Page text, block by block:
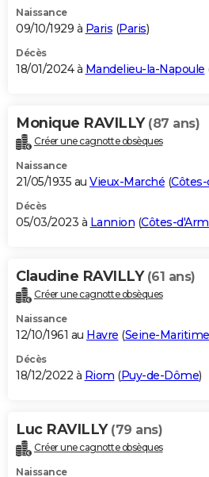
Naissance
09/10/1929 à Paris (Paris)
Décès
18/01/2024 à Mandelieu-la-Napoule
Monique RAVILLY (87 ans)
Créer une cagnotte obsèques
Naissance
21/05/1935 au Vieux-Marché (
Décès
05/03/2023 à Lannion (Côtes-
Claudine RAVILLY (61 ans)
Créer une cagnotte obsèques
Naissance
12/10/1961 au Havre (Seine-Maritime
Décès
18/12/2022 à Riom (Puy-de-Dôme)
Luc RAVILLY (79 ans)
Créer une cagnotte obsèques
Naissance